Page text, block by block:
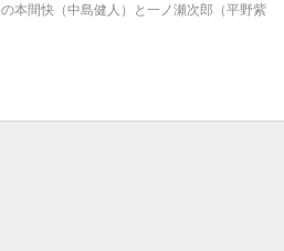
本間快（中島健人）と一ノ瀬次郎（平野紫